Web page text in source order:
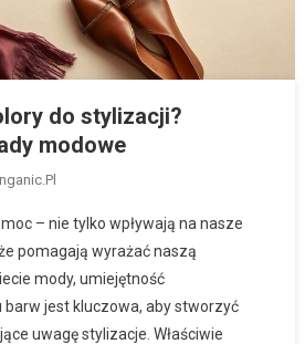
do stylizacji?
modowe
– nie tylko wpływają na nasze
pomagają wyrażać naszą
mody, umiejętność
jest kluczowa, aby stworzyć
uwagę stylizacje. Właściwie